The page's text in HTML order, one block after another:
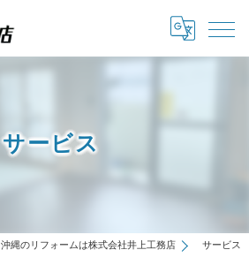
サービス
沖縄のリフォームは株式会社井上工務店 サービス